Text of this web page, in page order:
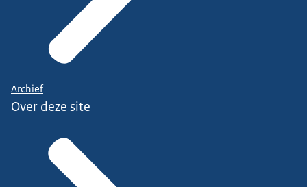
Archief
Over deze site